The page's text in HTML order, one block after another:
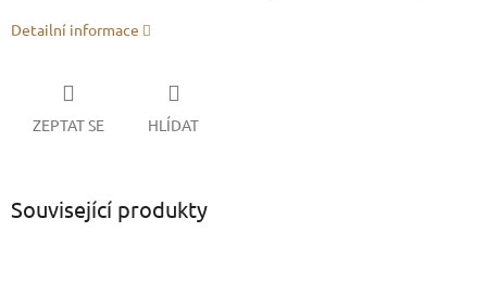
Detailní informace
ZEPTAT SE HLÍDAT
Související produkty